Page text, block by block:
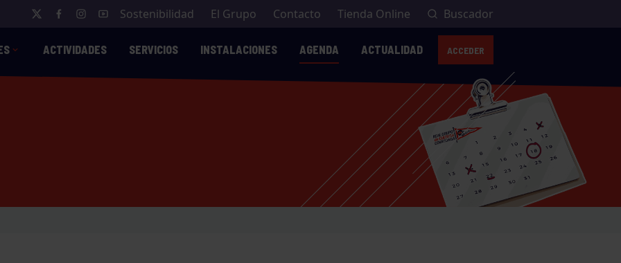
Sostenibilidad El Grupo Contacto Tienda Online Buscador
ACTIVIDADES SERVICIOS INSTALACIONES AGENDA ACTUALIDAD ACCEDER